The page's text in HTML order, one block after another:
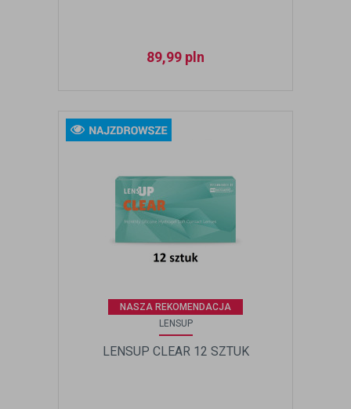
89,99 pln
NASZA REKOMENDACJA
LENSUP
LENSUP CLEAR 12 SZTUK